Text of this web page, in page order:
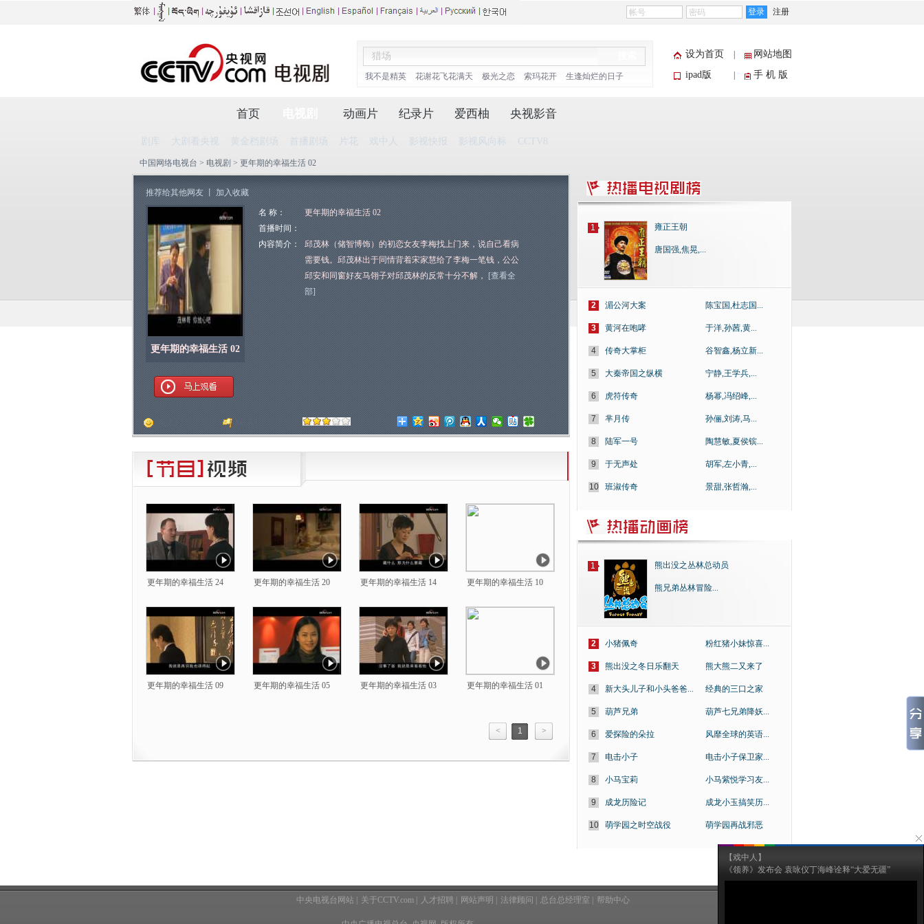
登录 注册
我不是精英 花谢花飞花满天 极光之恋 索玛花开 生逢灿烂的日子
设为首页
网站地图
ipad版
手 机 版
首页
剧库 大剧看央视 黄金档剧场 首播剧场 片花 戏中人 影视快报 影视风向标 CCTV8
动画片 纪录片 爱西柚 央视影音
中国网络电视台 > 电视剧 > 更年期的幸福生活 02
推荐给其他网友 加入收藏
更年期的幸福生活 02
名 称：
更年期的幸福生活 02
首播时间：
内容简介：
邱茂林（储智博饰）的初恋女友李梅找上门来，说自己看病
需要钱。邱茂林出于同情背着宋家慧给了李梅一笔钱，公公
邱安和同窗好友马翎子对邱茂林的反常十分不解，
[查看全
部]
更年期的幸福生活 24 更年期的幸福生活 20 更年期的幸福生活 14 更年期的幸福生活 10
更年期的幸福生活 09 更年期的幸福生活 05 更年期的幸福生活 03 更年期的幸福生活 01
< 1 >
1 雍正王朝
唐国强,焦晃,...
2 湄公河大案 陈宝国,杜志国...
3 黄河在咆哮 于洋,孙茜,黄...
4 传奇大掌柜 谷智鑫,杨立新...
5 大秦帝国之纵横 宁静,王学兵,...
6 虎符传奇 杨幂,冯绍峰,...
7 芈月传 孙俪,刘涛,马...
8 陆军一号 陶慧敏,夏侯镔...
9 于无声处 胡军,左小青,...
10 班淑传奇 景甜,张哲瀚,...
1 熊出没之丛林总动员
熊兄弟丛林冒险...
2 小猪佩奇 粉红猪小妹惊喜...
3 熊出没之冬日乐翻天 熊大熊二又来了
4 新大头儿子和小头爸爸... 经典的三口之家
5 葫芦兄弟 葫芦七兄弟降妖...
6 爱探险的朵拉 风靡全球的英语...
7 电击小子 电击小子保卫家...
8 小马宝莉 小马紫悦学习友...
9 成龙历险记 成龙小玉搞笑历...
10 萌学园之时空战役 萌学园再战邪恶
【戏中人】
《领养》发布会 袁咏仪丁海峰诠释“大爱无疆”
中央电视台网站 关于CCTV.com 人才招聘 网站声明 法律顾问 总台总经理室 帮助中心